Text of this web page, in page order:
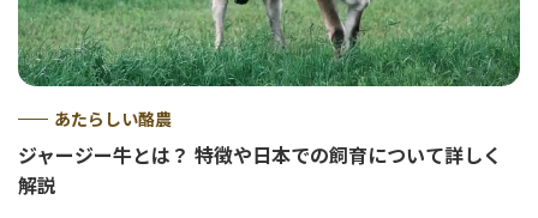
あたらしい酪農
ジャージー牛とは？ 特徴や日本での飼育について詳しく
解説